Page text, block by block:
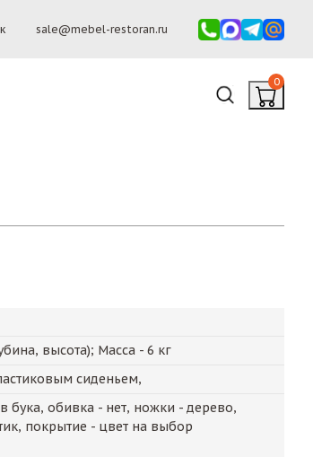
sale@mebel-restoran.ru
0
высота); Масса - 6 кг
сиденьем,
бука, обивка - нет, ножки - дерево,
покрытие - цвет на выбор